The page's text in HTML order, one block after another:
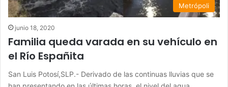
Metrópoli
junio 18, 2020
Familia queda varada en su vehículo en
el Río Españita
San Luis Potosí,SLP.- Derivado de las continuas lluvias que se